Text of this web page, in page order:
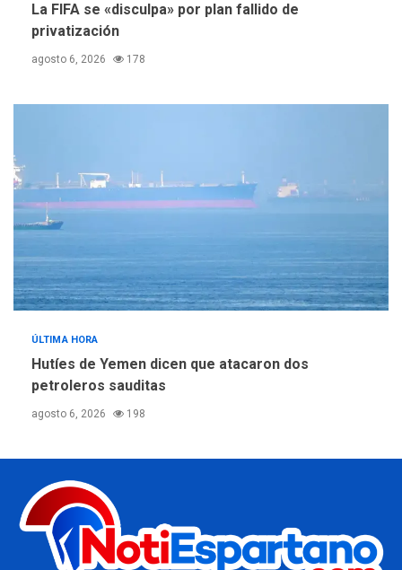
La FIFA se «disculpa» por plan fallido de
privatización
agosto 6, 2026 178
ÚLTIMA HORA
Hutíes de Yemen dicen que atacaron dos
petroleros sauditas
agosto 6, 2026 198